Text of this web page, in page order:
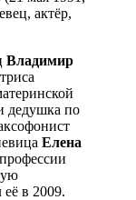
актёр,
Владимир
дедушка по
Елена
в 2009.